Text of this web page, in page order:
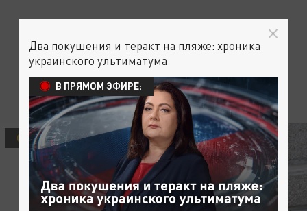
ОБЩЕСТВО
Два покушения и теракт на пляже: хроника
украинского ультиматума
В ПРЯМОМ ЭФИРЕ: